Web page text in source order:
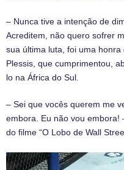
– Nunca tive a intenção de
Acreditem, não quero sofrer
sua última luta, foi uma
Plessis, que cumprimentou,
lo na África do Sul.
– Sei que vocês querem me
embora. Eu não vou embora!
do filme “O Lobo de Wall